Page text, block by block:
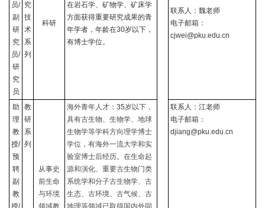
员/
副
研
究
员/
研
究
员
究
技
术
系
列
科研
在岩石学、矿物学、矿床学
方面获得重要研究成果的青
年学者，年龄在30岁以下，
有博士学位。
联系人：魏老师
电子邮箱：
cjwei@pku.edu.cn
助
理
教
授/
预
聘
副
教
授/
教
研
系
列
从事史
前生命
与环境
领域教
海外青年人才： 35岁以下，
具有古生物、生物学、地球
生物学等学科方向理学博士
学位，有海外一流大学和实
验室博士后经历。在生命起
源和演化、重要古生物门类
系统学和分子古生物学、古
生态、古环境、古气候、古
地理等领域已取得国内外同
联系人：江老师
电子邮箱：
djiang@pku.edu.cn